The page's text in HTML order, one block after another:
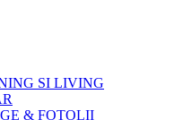
SI LIVING
& FOTOLII